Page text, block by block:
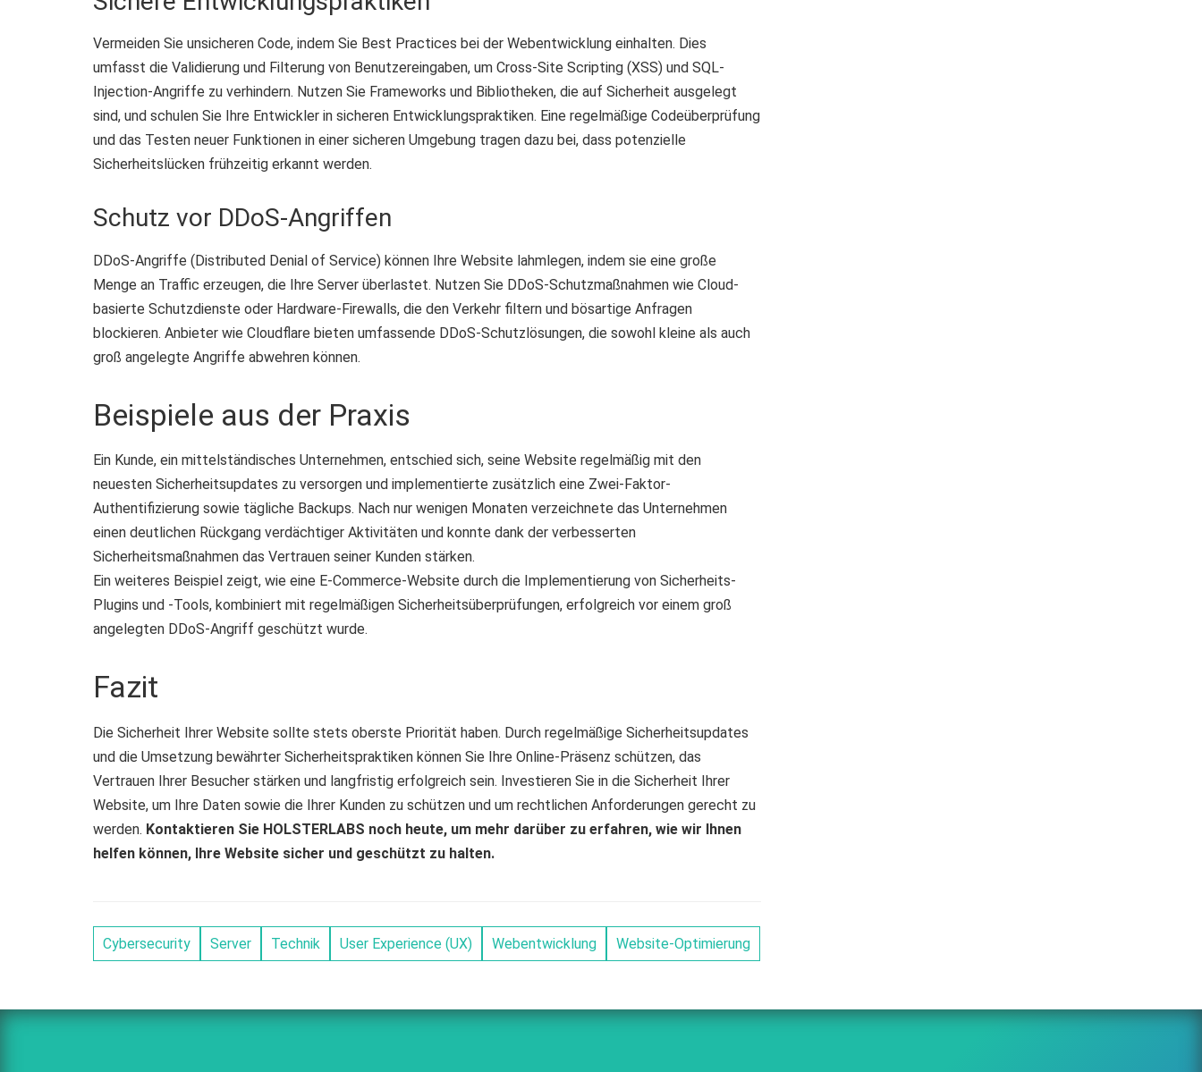
Vermeiden Sie unsicheren Code, indem Sie Best Practices bei der Webentwicklung einhalten. Dies
umfasst die Validierung und Filterung von Benutzereingaben, um Cross-Site Scripting (XSS) und SQL-
Injection-Angriffe zu verhindern. Nutzen Sie Frameworks und Bibliotheken, die auf Sicherheit ausgelegt
sind, und schulen Sie Ihre Entwickler in sicheren Entwicklungspraktiken. Eine regelmäßige Codeüberprüfung
und das Testen neuer Funktionen in einer sicheren Umgebung tragen dazu bei, dass potenzielle
Sicherheitslücken frühzeitig erkannt werden.
Schutz vor DDoS-Angriffen
DDoS-Angriffe (Distributed Denial of Service) können Ihre Website lahmlegen, indem sie eine große
Menge an Traffic erzeugen, die Ihre Server überlastet. Nutzen Sie DDoS-Schutzmaßnahmen wie Cloud-
basierte Schutzdienste oder Hardware-Firewalls, die den Verkehr filtern und bösartige Anfragen
blockieren. Anbieter wie Cloudflare bieten umfassende DDoS-Schutzlösungen, die sowohl kleine als auch
groß angelegte Angriffe abwehren können.
Beispiele aus der Praxis
Ein Kunde, ein mittelständisches Unternehmen, entschied sich, seine Website regelmäßig mit den
neuesten Sicherheitsupdates zu versorgen und implementierte zusätzlich eine Zwei-Faktor-
Authentifizierung sowie tägliche Backups. Nach nur wenigen Monaten verzeichnete das Unternehmen
einen deutlichen Rückgang verdächtiger Aktivitäten und konnte dank der verbesserten
Sicherheitsmaßnahmen das Vertrauen seiner Kunden stärken.
Ein weiteres Beispiel zeigt, wie eine E-Commerce-Website durch die Implementierung von Sicherheits-
Plugins und -Tools, kombiniert mit regelmäßigen Sicherheitsüberprüfungen, erfolgreich vor einem groß
angelegten DDoS-Angriff geschützt wurde.
Fazit
Die Sicherheit Ihrer Website sollte stets oberste Priorität haben. Durch regelmäßige Sicherheitsupdates
und die Umsetzung bewährter Sicherheitspraktiken können Sie Ihre Online-Präsenz schützen, das
Vertrauen Ihrer Besucher stärken und langfristig erfolgreich sein. Investieren Sie in die Sicherheit Ihrer
Website, um Ihre Daten sowie die Ihrer Kunden zu schützen und um rechtlichen Anforderungen gerecht zu
werden. Kontaktieren Sie HOLSTERLABS noch heute, um mehr darüber zu erfahren, wie wir Ihnen
helfen können, Ihre Website sicher und geschützt zu halten.
Cybersecurity Server Technik User Experience (UX) Webentwicklung Website-Optimierung